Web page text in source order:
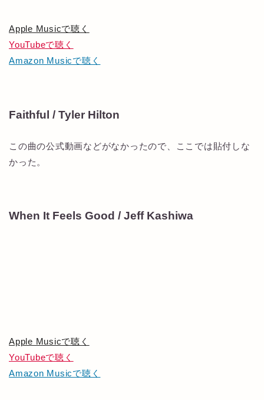
Apple Musicで聴く
YouTubeで聴く
Amazon Musicで聴く
Faithful / Tyler Hilton
この曲の公式動画などがなかったので、ここでは貼付しな
かった。
When It Feels Good / Jeff Kashiwa
Apple Musicで聴く
YouTubeで聴く
Amazon Musicで聴く